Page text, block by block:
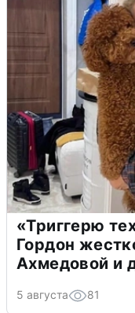
«Триггерю
Гордон
Ахмедовой и
5 августа 81